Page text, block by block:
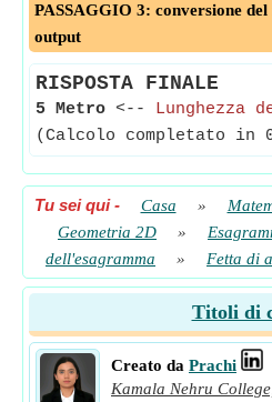
PASSAGGIO 3: conversione
output
RISPOSTA FINALE
5 Metro <-- Lunghezza
(Calcolo completato in
Tu sei qui- Casa »
Geometria 2D
»
dell'esagramma
» Fetta di
Titoli di
Creato da Prachi
Kamala Nehru